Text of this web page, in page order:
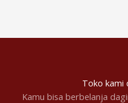
Toko kami
Kamu bisa berbelanja